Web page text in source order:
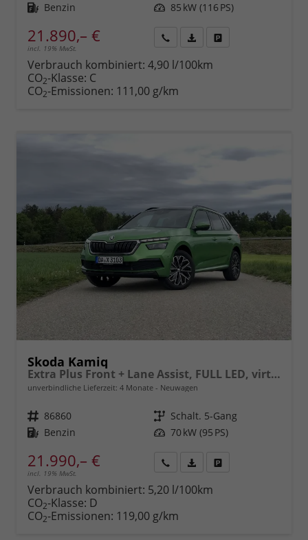
Kraftstoff Benzin Leistung 85 kW (116 PS)
21.890,– €
incl. 19% MwSt.
anfordern
Datei,
Verbrauch kombiniert: 4,90 l/100km
CO2-Klasse: C
CO2-Emissionen: 111,00 g/km
Skoda Kamiq
Extra Plus Front + Lane Assist, FULL LED, virtuelles Cockpit, Climatronic, Parksensoren, Rückfahrkamera, ISOFIX, el. Fensterheber, Tempomat, Sitzhzg. uvm.
unverbindliche Lieferzeit: 4 Monate Neuwagen
Fahrzeugnr. 86860 Getriebe Schalt. 5-Gang
Kraftstoff Benzin Leistung 70 kW (95 PS)
21.990,– €
incl. 19% MwSt.
anfordern
Datei,
Verbrauch kombiniert: 5,20 l/100km
CO2-Klasse: D
CO2-Emissionen: 119,00 g/km